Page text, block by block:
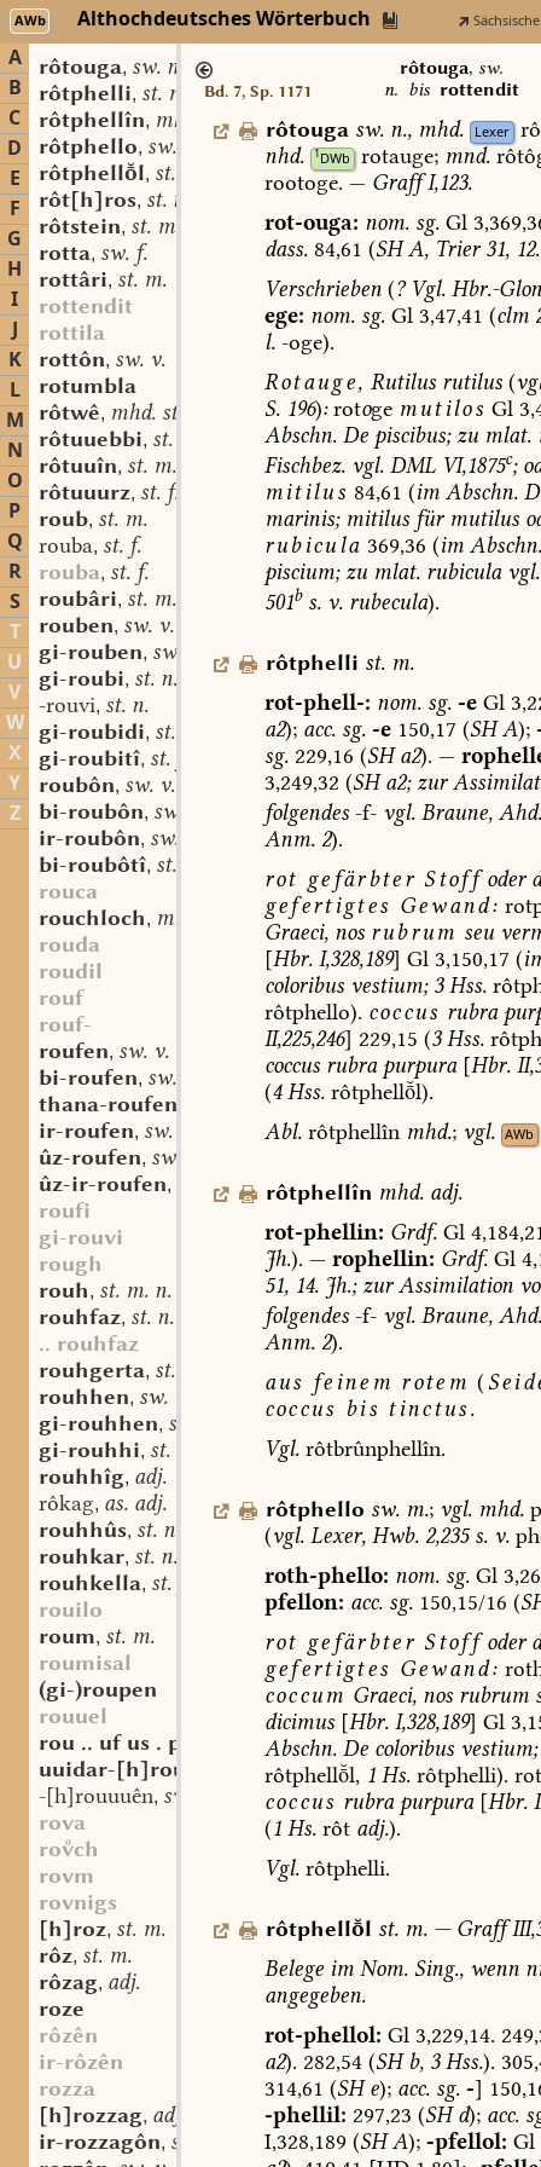
AWb Althochdeutsches Wörterbuch
A
B
C
D
E
F
G
H
I
J
K
L
M
N
O
P
Q
R
S
T
U
V
W
X
Y
Z
rôtouga, sw. n.
rôtphelli, st. m.
rôtphellîn, mhd. adj.
rôtphello, sw. m.
rôtphelll, st. m.
rôt[h]ros, st. n.
rôtstein, st. m.
rotta, sw. f.
rottâri, st. m.
rottendit
rottila
rottôn, sw. v.
rotumbla
rôtwê, mhd. st. n. f.
rôtuuebbi, st. n.
rôtuuîn, st. m.
rôtuuurz, st. f.
roub, st. m.
rouba, st. f.
rouba, st. f.
roubâri, st. m.
rouben, sw. v.
gi-rouben, sw. v.
gi-roubi, st. n.
-rouvi, st. n.
gi-roubidi, st. n.
gi-roubitî, st. f.
roubôn, sw. v.
bi-roubôn, sw. v.
ir-roubôn, sw. v.
bi-roubôtî, st. f.
rouca
rouchloch, mhd. st. n.
rouda
roudil
rouf
rouf-
roufen, sw. v.
bi-roufen, sw. v.
thana-roufen
ir-roufen, sw. v.
ûz-roufen, sw. v.
ûz-ir-roufen,
sw. v.
roufi
gi-rouvi
rough
rouh, st. m. n.
rouhfaz, st. n.
.. rouhfaz
rouhgerta, st. f.
rouhhen, sw. v.
gi-rouhhen, sw. v.
gi-rouhhi, st. n.
rouhhîg, adj.
rôkag, as. adj.
rouhhûs, st. n.
rouhkar, st. n.
rouhkella, st. f.
rouilo
roum, st. m.
roumisal
(gi-)roupen
rouuel
rou .. uf us . piu
uuidar-[h]rouuuen
sw. v.
-[h]rouuuên, sw. v.
rova
roch
rovm
rovnigs
[h]roz, st. m.
rôz, st. m.
rôzag, adj.
roze
rôzên
ir-rôzên
rozza
[h]rozzag, adj.
ir-rozzagôn, sw. v.
Bd. 7, Sp. 1171
rôtouga, sw.
n. bis rottendit
rôtouga sw. n., mhd. Lexer
nhd.
1DWb rotauge; mnd.
rootoge. — GraffI,123.
rot-ouga: nom.sg.Gl
dass. 84,61 (SHA,Trier31,12.
Verschrieben(?Vgl.Hbr.-
ege: nom. sg.Gl3,47,41 (clm
l.-oge).
Rotauge, Rutilus rutilus (
S.196): rotoge mutilos Gl
Abschn.Depiscibus;zu mlat.
Fischbez.vgl.DMLVI,1875c;
mitilus 84,61 (im Abschn.
marinis; mitilusfürmutilus
rubicula 369,36 (im
piscium;zumlat.rubiculavgl.
501bs.v.rubecula).
rôtphelli st. m.
rot-phell-: nom.sg. -eGl
a2); acc.sg. -e 150,17 (SHA);
sg.229,16 (SHa2). —
3,249,32 (SHa2;zur
folgendes-f- vgl.Braune,Ahd.
Anm.2).
rot gefärbter Stoff oder
gefertigtes Gewand:
Graeci,nos rubrum seu
[Hbr.I,328,189] Gl3,150,17 (
coloribusvestium;3Hss.
rôtphello). coccus rubra
II,225,246] 229,15 (3Hss.
coccusrubrapurpura[Hbr.
(4Hss.rôtphelll).
Abl.rôtphellîn mhd.; vgl. AWb
rôtphellîn mhd. adj.
rot-phellin: Grdf.Gl
Jh.). — rophellin: Grdf.Gl
51,14.Jh.;zur Assimilation
folgendes-f- vgl.Braune,Ahd.
Anm.2).
aus feinem rotem (
coccus bis tinctus.
Vgl.rôtbrûnphellîn.
rôtphello sw. m.; vgl. mhd.
(vgl.Lexer, Hwb.2,235s.v.
roth-phello: nom.sg.Gl
pfellon: acc.sg.150,15/16 (
rot gefärbter Stoff oder
gefertigtes Gewand:
coccum Graeci,nosrubrum
dicimus[Hbr.I,328,189] Gl
Abschn.Decoloribusvestium;
rôtphelll, 1Hs. rôtphelli).
coccus rubrapurpura[Hbr.
(1Hs.rôt adj.).
Vgl.rôtphelli.
rôtphelll st. m. —Graff
BelegeimNom.Sing.,wenn
angegeben.
rot-phellol: Gl3,229,14.
a2). 282,54 (SHb,3Hss.).
314,61 (SHe); acc.sg. -]
-phellil: 297,23 (SHd); acc.
I,328,189 (SHA); -pfellol: Gl